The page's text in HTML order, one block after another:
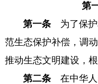
第
第一条 为了保护
范生态保护补偿，调
推动生态文明建设，
第二条 在中华人